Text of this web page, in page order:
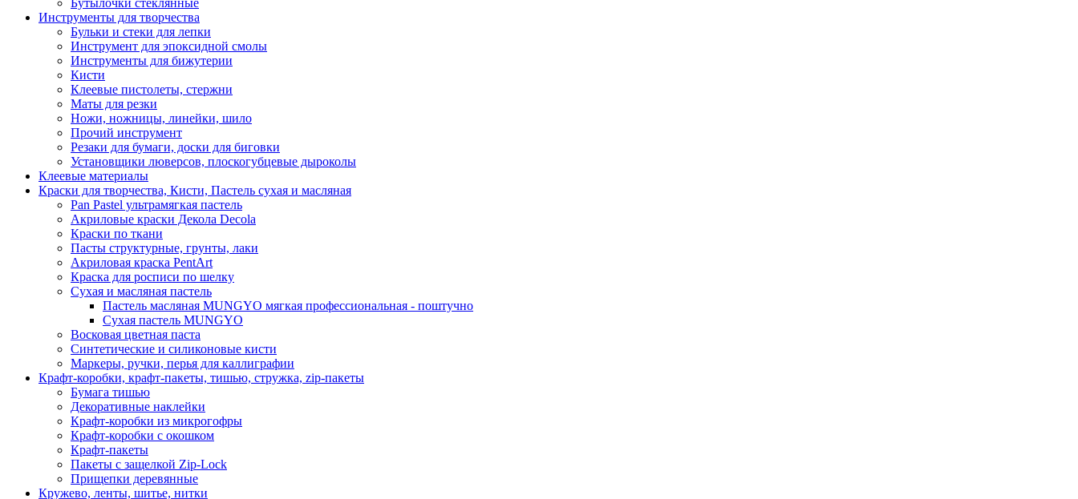
Инструменты для творчества
Бульки и стеки для лепки
Инструмент для эпоксидной смолы
Инструменты для бижутерии
Кисти
Клеевые пистолеты, стержни
Маты для резки
Ножи, ножницы, линейки, шило
Прочий инструмент
Резаки для бумаги, доски для биговки
Установщики люверсов, плоскогубцевые дыроколы
Клеевые материалы
Краски для творчества, Кисти, Пастель сухая и масляная
Pan Pastel ультрамягкая пастель
Акриловые краски Декола Decola
Краски по ткани
Пасты структурные, грунты, лаки
Акриловая краска PentArt
Краска для росписи по шелку
Cухая и масляная пастель
Пастель масляная MUNGYO мягкая профессиональная - поштучно
Сухая пастель MUNGYO
Восковая цветная паста
Синтетические и силиконовые кисти
Маркеры, ручки, перья для каллиграфии
Крафт-коробки, крафт-пакеты, тишью, стружка, zip-пакеты
Бумага тишью
Декоративные наклейки
Крафт-коробки из микрогофры
Крафт-коробки с окошком
Крафт-пакеты
Пакеты с защелкой Zip-Lock
Прищепки деревянные
Кружево, ленты, шитье, нитки